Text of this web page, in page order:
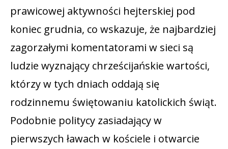
prawicowej aktywności hejterskiej pod
koniec grudnia, co wskazuje, że najbardziej
zagorzałymi komentatorami w sieci są
ludzie wyznający chrześcijańskie wartości,
którzy w tych dniach oddają się
rodzinnemu świętowaniu katolickich świąt.
Podobnie politycy zasiadający w
pierwszych ławach w kościele i otwarcie